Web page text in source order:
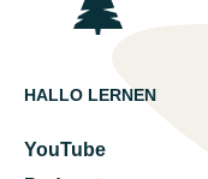
HALLO LERNEN
YouTube